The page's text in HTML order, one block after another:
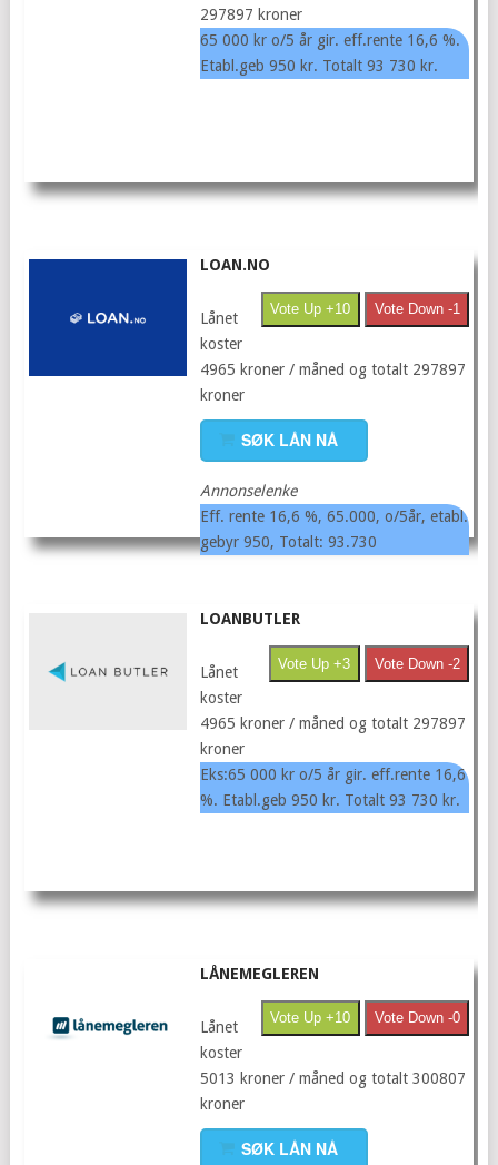
297897 kroner
65 000 kr o/5 år gir. eff.rente 16,6 %.
Etabl.geb 950 kr. Totalt 93 730 kr.
LOAN.NO
Vote Up +10 Vote Down -1
Lånet
koster
4965 kroner / måned og totalt 297897
kroner
SØK LÅN NÅ
Annonselenke
Eff. rente 16,6 %, 65.000, o/5år, etabl.
gebyr 950, Totalt: 93.730
LOANBUTLER
Vote Up +3 Vote Down -2
Lånet
koster
4965 kroner / måned og totalt 297897
kroner
Eks:65 000 kr o/5 år gir. eff.rente 16,6
%. Etabl.geb 950 kr. Totalt 93 730 kr.
LÅNEMEGLEREN
Vote Up +10 Vote Down -0
Lånet
koster
5013 kroner / måned og totalt 300807
kroner
SØK LÅN NÅ